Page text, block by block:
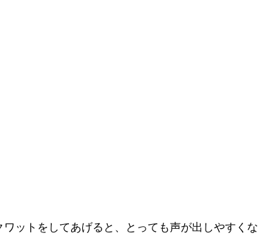
ットをしてあげると、とっても声が出しやすくな